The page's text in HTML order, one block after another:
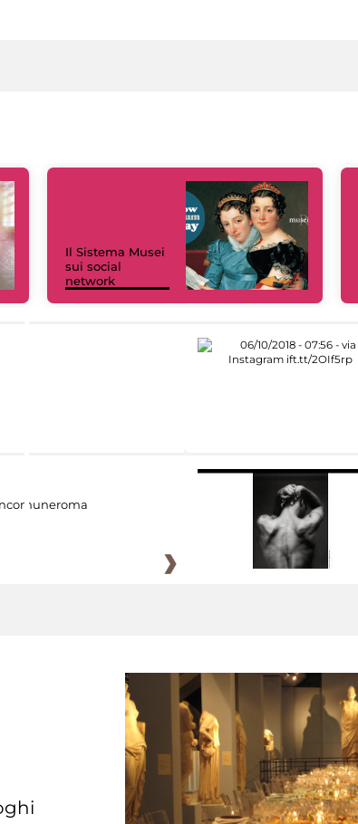
Il Sistema Musei
sui social
network